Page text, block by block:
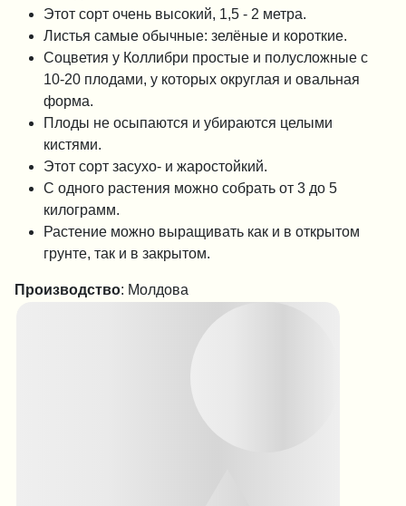
Этот сорт очень высокий, 1,5 - 2 метра.
Листья самые обычные: зелёные и короткие.
Соцветия у Коллибри простые и полусложные с
10-20 плодами, у которых округлая и овальная
форма.
Плоды не осыпаются и убираются целыми
кистями.
Этот сорт засухо- и жаростойкий.
С одного растения можно собрать от 3 до 5
килограмм.
Растение можно выращивать как и в открытом
грунте, так и в закрытом.
Производство: Молдова